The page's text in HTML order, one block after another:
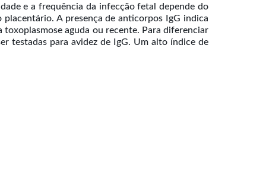
e a frequência da infecção fetal depende do
A presença de anticorpos IgG indica
aguda ou recente. Para diferenciar
testadas para avidez de IgG. Um alto índice de